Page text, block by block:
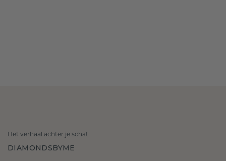
Het verhaal achter je schat
DIAMONDSBYME